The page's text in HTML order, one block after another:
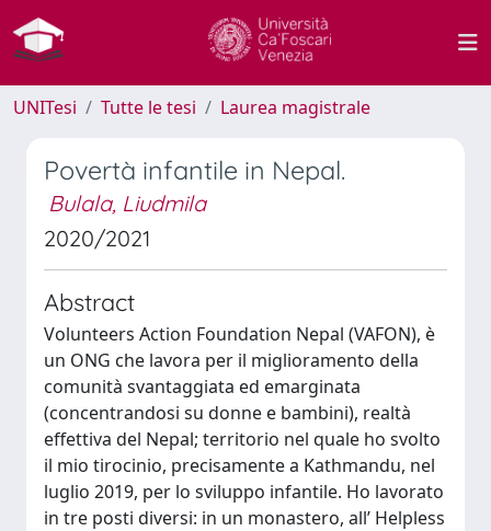
UNITesi Tutte le tesi Laurea magistrale
Povertà infantile in Nepal.
Bulala, Liudmila
2020/2021
Abstract
Volunteers Action Foundation Nepal (VAFON), è
un ONG che lavora per il miglioramento della
comunità svantaggiata ed emarginata
(concentrandosi su donne e bambini), realtà
effettiva del Nepal; territorio nel quale ho svolto
il mio tirocinio, precisamente a Kathmandu, nel
luglio 2019, per lo sviluppo infantile. Ho lavorato
in tre posti diversi: in un monastero, all’ Helpless